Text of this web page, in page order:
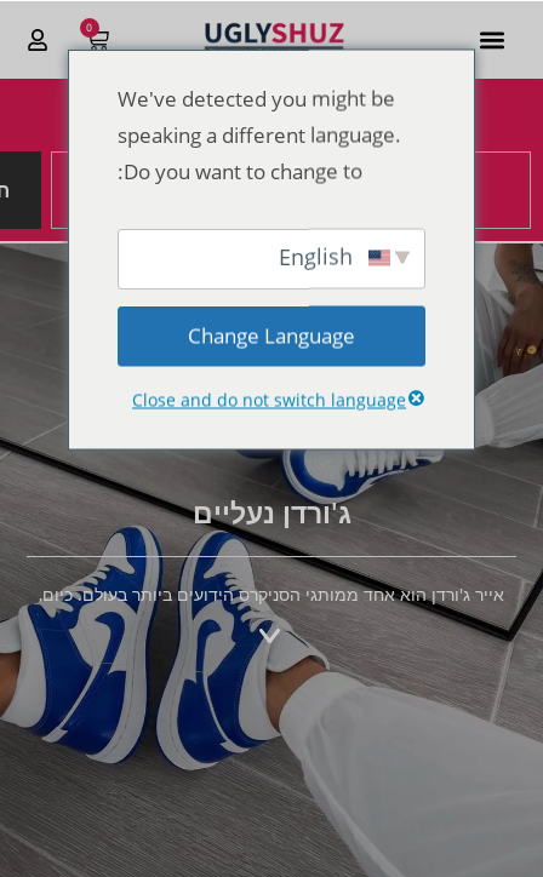
0
הנחות מטורפות לקראת סוף 2025
ג'ורדן נעליים
אייר ג'ורדן הוא אחד ממותגי הסניקרס הידועים ביותר בעולם. כיום,
We've detected you might be
speaking a different language.
Do you want to change to:
Change Language
Close and do not switch language